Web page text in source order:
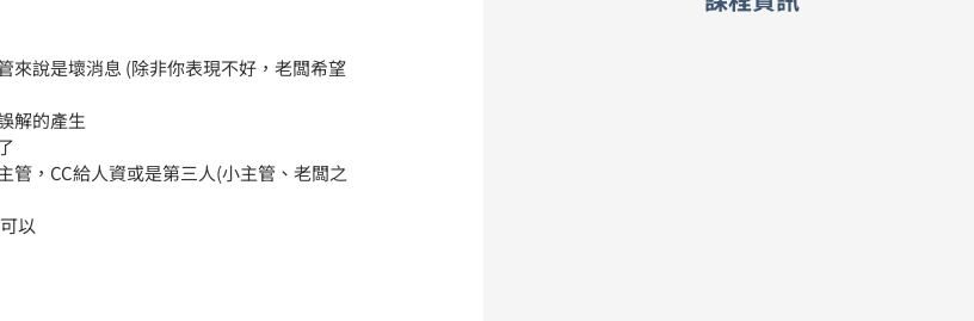
說是壞消息 (除非你表現不好，老闆希望
解的產生
，CC給人資或是第三人(小主管、老闆之
以